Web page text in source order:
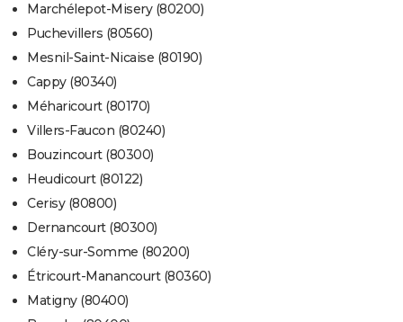
Marchélepot-Misery (80200)
Puchevillers (80560)
Mesnil-Saint-Nicaise (80190)
Cappy (80340)
Méharicourt (80170)
Villers-Faucon (80240)
Bouzincourt (80300)
Heudicourt (80122)
Cerisy (80800)
Dernancourt (80300)
Cléry-sur-Somme (80200)
Étricourt-Manancourt (80360)
Matigny (80400)